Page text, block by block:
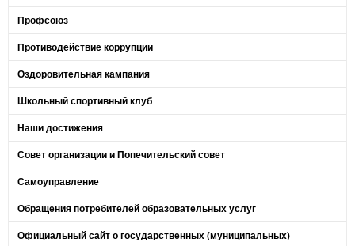
Профсоюз
Противодействие коррупции
Оздоровительная кампания
Школьный спортивный клуб
Наши достижения
Совет организации и Попечительский совет
Самоуправление
Обращения потребителей образовательных услуг
Официальный сайт о государственных (муниципальных)